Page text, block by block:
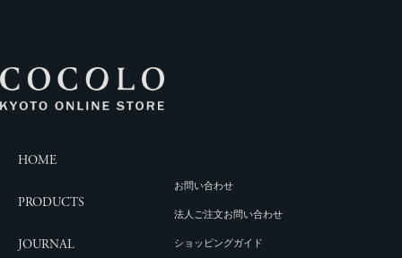
HOME
PRODUCTS
JOURNAL
お問い合わせ
法人ご注文お問い合わせ
ショッピングガイド